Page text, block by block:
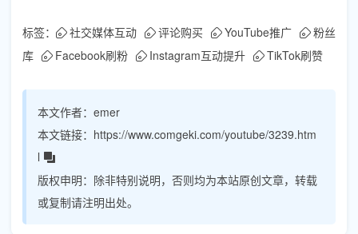
标签： 社交媒体互动 评论购买 YouTube推广
粉丝
库
Facebook刷粉 Instagram互动提升 TikTok刷赞
本文作者： emer
本文链接： https://www.comgeki.com/youtube/3239.htm
l
版权申明： 除非特别说明，否则均为本站原创文章，转载
或复制请注明出处。